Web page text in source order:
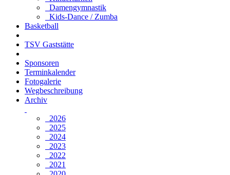
Damengymnastik
Kids-Dance / Zumba
Basketball
TSV Gaststätte
Sponsoren
Terminkalender
Fotogalerie
Wegbeschreibung
Archiv
2026
2025
2024
2023
2022
2021